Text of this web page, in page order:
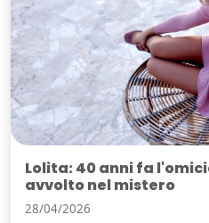
Lolita: 40 anni fa
avvolto nel mistero
28/04/2026